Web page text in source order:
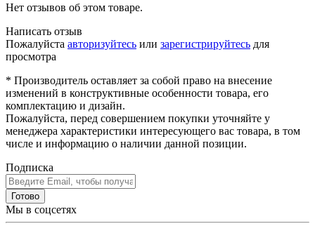
Нет отзывов об этом товаре.
Написать отзыв
Пожалуйста авторизуйтесь или зарегистрируйтесь для
просмотра
* Производитель оставляет за собой право на внесение
изменений в конструктивные особенности товара, его
комплектацию и дизайн.
Пожалуйста, перед совершением покупки уточняйте у
менеджера характеристики интересующего вас товара, в том
числе и информацию о наличии данной позиции.
Подписка
Готово
Мы в соцсетях